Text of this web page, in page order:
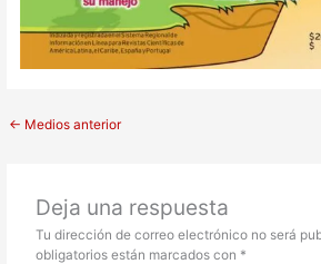
← Medios anterior
Deja una respuesta
Tu dirección de correo electrónico no será
obligatorios están marcados con *